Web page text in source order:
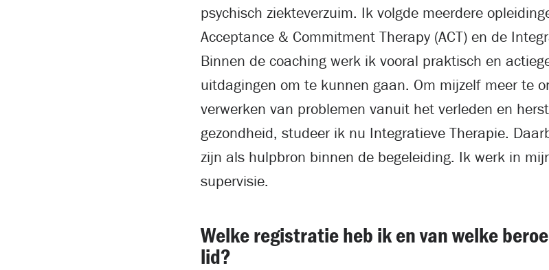
psychisch ziekteverzuim. Ik volgde meerdere
Acceptance & Commitment Therapy (ACT) en de
Binnen de coaching werk ik vooral praktisch en
uitdagingen om te kunnen gaan. Om mijzelf meer te
verwerken van problemen vanuit het verleden en
gezondheid, studeer ik nu Integratieve Therapie.
zijn als hulpbron binnen de begeleiding. Ik werk in
supervisie.
Welke registratie heb ik en van welke
lid?